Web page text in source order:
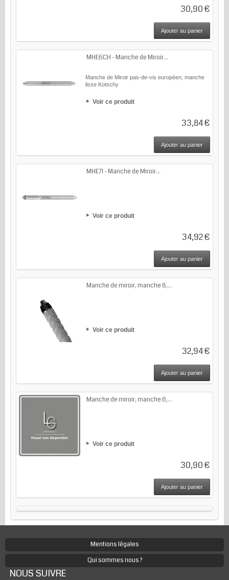
30,90 €
Ajouter au panier
MHE6CH - Manche de Miroir...
Manche de Miroir pas-de-vis européen, manche
lisse Kotschy
Voir ce produit
33,84 €
Ajouter au panier
MHE71 - Manche de Miroir...
Voir ce produit
34,92 €
Ajouter au panier
Manche de miroir, manche 8,...
Voir ce produit
32,94 €
Ajouter au panier
Manche de miroir, manche 6,...
Voir ce produit
30,90 €
Ajouter au panier
Mentions légales
Qui sommes nous ?
NOUS SUIVRE